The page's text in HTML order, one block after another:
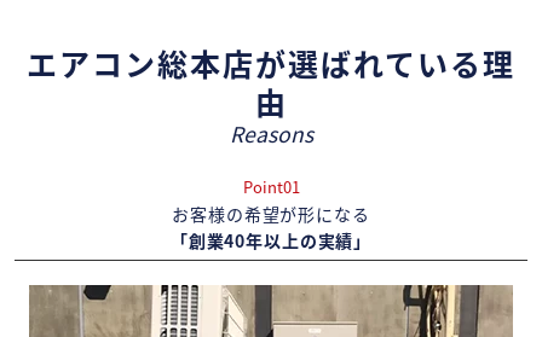
エアコン総本店が選ばれている理
由
Reasons
Point01
お客様の希望が形になる
「創業40年以上の実績」